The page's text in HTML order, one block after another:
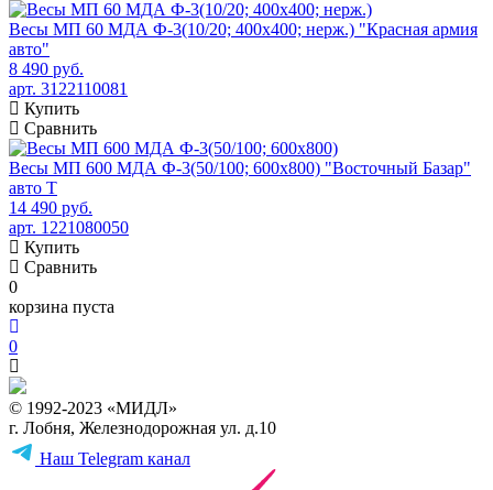
Весы МП 60 МДА Ф-3(10/20; 400х400; нерж.) "Красная армия
авто"
8 490 руб.
арт. 3122110081
Купить
Сравнить
Весы МП 600 МДА Ф-3(50/100; 600х800) "Восточный Базар"
авто Т
14 490 руб.
арт. 1221080050
Купить
Сравнить
0
корзина пуста
0
© 1992-2023 «МИДЛ»
г. Лобня, Железнодорожная ул. д.10
Наш Telegram канал